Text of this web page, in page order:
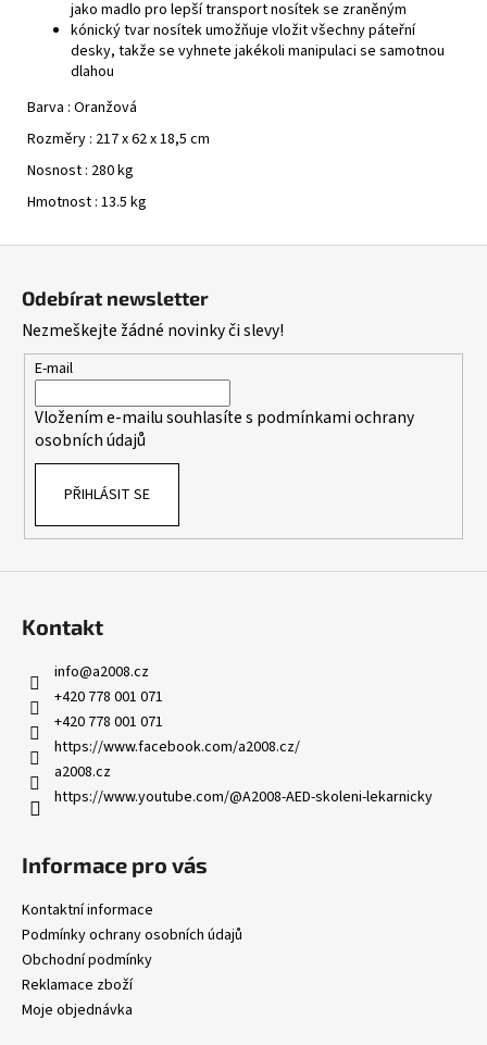
jako madlo pro lepší transport nosítek se zraněným
kónický tvar nosítek umožňuje vložit všechny páteřní
desky, takže se vyhnete jakékoli manipulaci se samotnou
dlahou
Barva : Oranžová
Rozměry : 217 x 62 x 18,5 cm
Nosnost : 280 kg
Hmotnost : 13.5 kg
Odebírat newsletter
Nezmeškejte žádné novinky či slevy!
E-mail
Vložením e-mailu souhlasíte s podmínkami ochrany
osobních údajů
PŘIHLÁSIT SE
Kontakt
info@a2008.cz
+420 778 001 071
+420 778 001 071
https://www.facebook.com/a2008.cz/
a2008.cz
https://www.youtube.com/@A2008-AED-skoleni-lekarnicky
Informace pro vás
Kontaktní informace
Podmínky ochrany osobních údajů
Obchodní podmínky
Reklamace zboží
Moje objednávka